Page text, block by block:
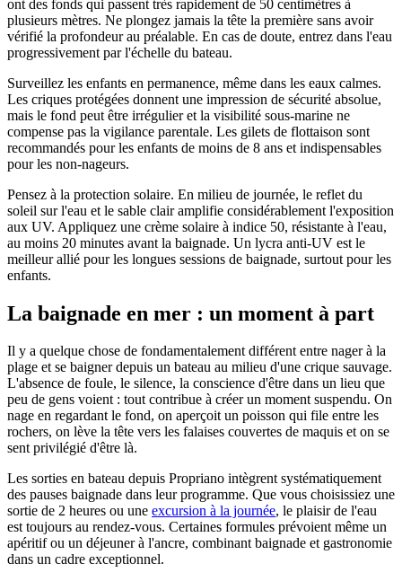
ont des fonds qui passent très rapidement de 50 centimètres à
plusieurs mètres. Ne plongez jamais la tête la première sans avoir
vérifié la profondeur au préalable. En cas de doute, entrez dans l'eau
progressivement par l'échelle du bateau.
Surveillez les enfants en permanence, même dans les eaux calmes.
Les criques protégées donnent une impression de sécurité absolue,
mais le fond peut être irrégulier et la visibilité sous-marine ne
compense pas la vigilance parentale. Les gilets de flottaison sont
recommandés pour les enfants de moins de 8 ans et indispensables
pour les non-nageurs.
Pensez à la protection solaire. En milieu de journée, le reflet du
soleil sur l'eau et le sable clair amplifie considérablement l'exposition
aux UV. Appliquez une crème solaire à indice 50, résistante à l'eau,
au moins 20 minutes avant la baignade. Un lycra anti-UV est le
meilleur allié pour les longues sessions de baignade, surtout pour les
enfants.
La baignade en mer : un moment à part
Il y a quelque chose de fondamentalement différent entre nager à la
plage et se baigner depuis un bateau au milieu d'une crique sauvage.
L'absence de foule, le silence, la conscience d'être dans un lieu que
peu de gens voient : tout contribue à créer un moment suspendu. On
nage en regardant le fond, on aperçoit un poisson qui file entre les
rochers, on lève la tête vers les falaises couvertes de maquis et on se
sent privilégié d'être là.
Les sorties en bateau depuis Propriano intègrent systématiquement
des pauses baignade dans leur programme. Que vous choisissiez une
sortie de 2 heures ou une excursion à la journée, le plaisir de l'eau
est toujours au rendez-vous. Certaines formules prévoient même un
apéritif ou un déjeuner à l'ancre, combinant baignade et gastronomie
dans un cadre exceptionnel.